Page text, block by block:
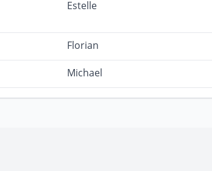
Estelle
Florian
Michael